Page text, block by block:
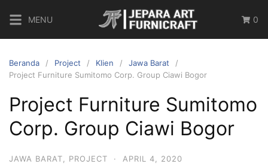
MENU 0
Beranda Project Klien
Jawa Barat
Project Furniture Sumitomo Corp. Group Ciawi Bogor
Project Furniture Sumitomo
Corp. Group Ciawi Bogor
JAWA BARAT PROJECT · APRIL 4, 2020